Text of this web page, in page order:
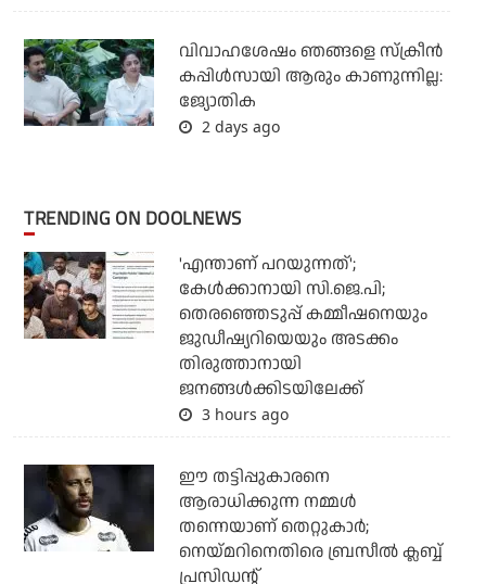
വിവാഹശേഷം ഞങ്ങളെ സ്ക്രീൻ
കപ്പിൾസായി ആരും കാണുന്നില്ല:
ജ്യോതിക
2 days ago
TRENDING ON DOOLNEWS
'എന്താണ് പറയുന്നത്';
കേള്‍ക്കാനായി സി.ജെ.പി;
തെരഞ്ഞെടുപ്പ് കമ്മീഷനെയും
ജുഡീഷ്യറിയെയും അടക്കം
തിരുത്താനായി
ജനങ്ങള്‍ക്കിടയിലേക്ക്
3 hours ago
ഈ തട്ടിപ്പുകാരനെ
ആരാധിക്കുന്ന നമ്മള്‍
തന്നെയാണ് തെറ്റുകാര്‍;
നെയ്മറിനെതിരെ ബ്രസീല്‍ ക്ലബ്ബ്
പ്രസിഡന്റ്